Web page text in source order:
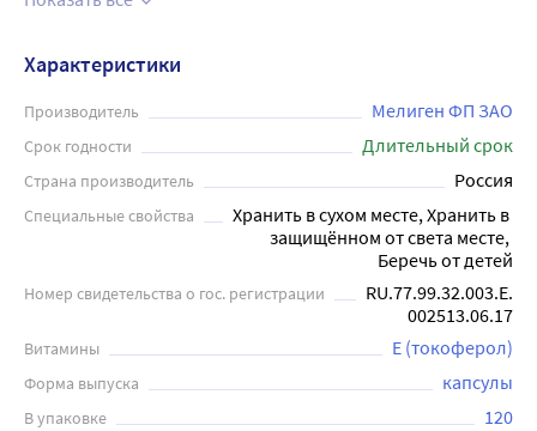
сердечно-сосудистой системы, помогают снижать
уровень холестерина в крови, улучшают работу мозга и
нервной системы, уменьшают риск возникновения
заболеваний, связанных с воспалением. Пищевые
витаминных капсул в упаковке. Omega-3 Fish Oil (Рыбий
жир с витамином Е) не является лекарством и не
заменяет полноценного питания, но может
использоваться как дополнительный источник полезных
веществ при необходимости.
Характеристики
Производитель Мелиген ФП ЗАО
Срок годности Длительный срок
Страна производитель Россия
Специальные свойства
Хранить в сухом месте, Хранить в
защищённом от света месте,
Беречь от детей
Номер свидетельства о гос. регистрации
RU.77.99.32.003.Е.
002513.06.17
Витамины Е (токоферол)
Форма выпуска капсулы
В упаковке 120